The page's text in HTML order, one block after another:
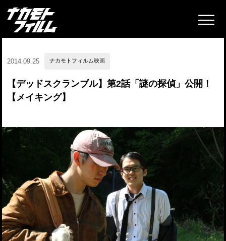
2014.09.25 ナカモトフィルム映画
【デッドスクランブル】第2話「謎の探偵」公開！
【メイキング】